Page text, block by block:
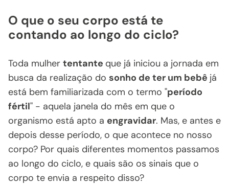
O que o seu corpo está te
contando ao longo do ciclo?
Toda mulher tentante que já iniciou a jornada em
busca da realização do sonho de ter um bebê já
está bem familiarizada com o termo "período
fértil" - aquela janela do mês em que o
organismo está apto a engravidar. Mas, e antes e
depois desse período, o que acontece no nosso
corpo? Por quais diferentes momentos passamos
ao longo do ciclo, e quais são os sinais que o
corpo te envia a respeito disso?